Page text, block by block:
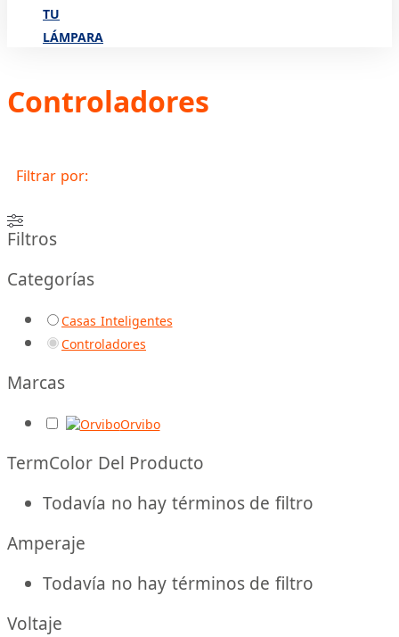
TU
LÁMPARA
Controladores
Filtrar por:
Filtros
Categorías
Casas Inteligentes
Controladores
Marcas
Orvibo
TermColor Del Producto
Todavía no hay términos de filtro
Amperaje
Todavía no hay términos de filtro
Voltaje